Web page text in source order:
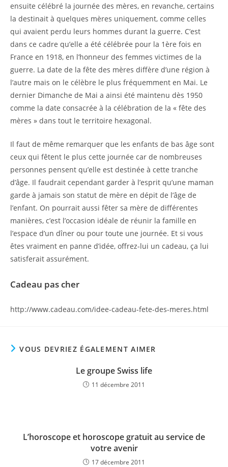
ensuite célébré la journée des mères, en revanche, certains
la destinait à quelques mères uniquement, comme celles
qui avaient perdu leurs hommes durant la guerre. C’est
dans ce cadre qu’elle a été célébrée pour la 1ère fois en
France en 1918, en l’honneur des femmes victimes de la
guerre. La date de la fête des mères diffère d’une région à
l’autre mais on le célèbre le plus fréquemment en Mai. Le
dernier Dimanche de Mai a ainsi été maintenu dès 1950
comme la date consacrée à la célébration de la « fête des
mères » dans tout le territoire hexagonal.
Il faut de même remarquer que les enfants de bas âge sont
ceux qui fêtent le plus cette journée car de nombreuses
personnes pensent qu’elle est destinée à cette tranche
d’âge. Il faudrait cependant garder à l’esprit qu’une maman
garde à jamais son statut de mère en dépit de l’âge de
l’enfant. On pourrait aussi fêter sa mère de différentes
manières, c’est l’occasion idéale de réunir la famille en
l’espace d’un dîner ou pour toute une journée. Et si vous
êtes vraiment en panne d’idée, offrez-lui un cadeau, ça lui
satisferait assurément.
Cadeau pas cher
http://www.cadeau.com/idee-cadeau-fete-des-meres.html
VOUS DEVRIEZ ÉGALEMENT AIMER
Le groupe Swiss life
11 décembre 2011
L’horoscope et horoscope gratuit au service de
votre avenir
17 décembre 2011